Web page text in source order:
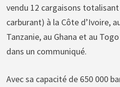
vendu 12 cargaisons
carburant) à la Côte d’Ivoire,
Tanzanie, au Ghana et au
dans un communiqué.
Avec sa capacité de 650 000